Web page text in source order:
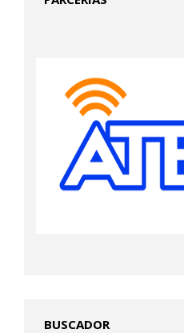
BUSCADOR